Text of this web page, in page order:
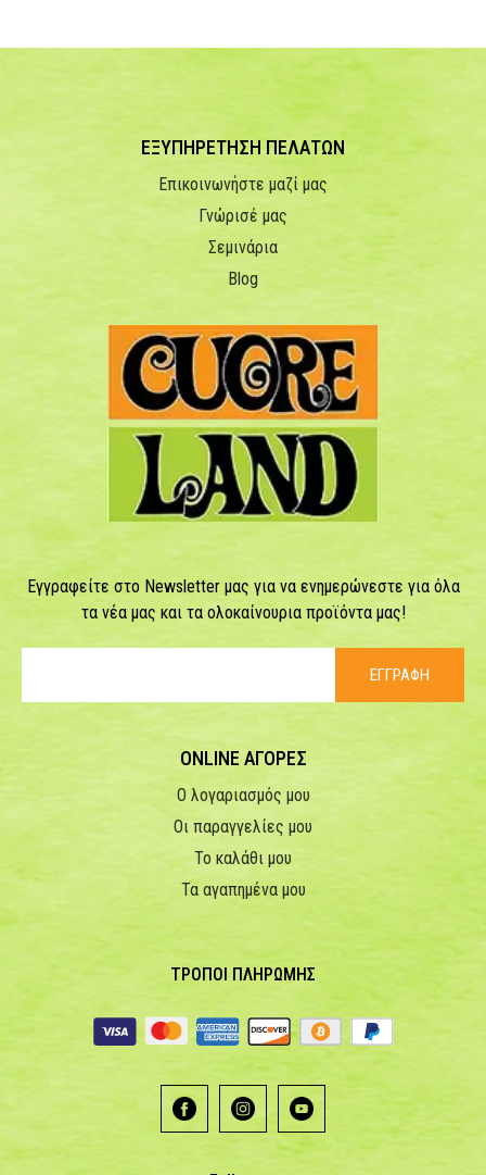
ΕΞΥΠΗΡΕΤΗΣΗ ΠΕΛΑΤΩΝ
Επικοινωνήστε μαζί μας
Γνώρισέ μας
Σεμινάρια
Blog
Εγγραφείτε στο Newsletter μας για να ενημερώνεστε για όλα
τα νέα μας και τα ολοκαίνουρια προϊόντα μας!
ΕΓΓΡΑΦΗ
ONLINE ΑΓΟΡΕΣ
Ο λογαριασμός μου
Οι παραγγελίες μου
Το καλάθι μου
Τα αγαπημένα μου
ΤΡΟΠΟΙ ΠΛΗΡΩΜΗΣ